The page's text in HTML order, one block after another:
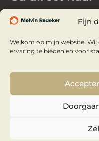
Fijn
Welkom op mijn website.
ervaring te bieden en voor
Spreker
Gastspreker
Over Melvin
Referenties
Webinars
Video’s
Boek: Ooghoogte
& Vertical Vision
Privacy verklaring |Sitemap